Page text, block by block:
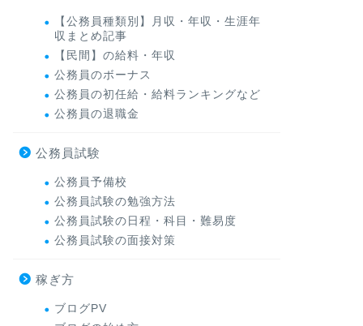
【公務員種類別】月収・年収・生涯年
収まとめ記事
【民間】の給料・年収
公務員のボーナス
公務員の初任給・給料ランキングなど
公務員の退職金
公務員試験
公務員予備校
公務員試験の勉強方法
公務員試験の日程・科目・難易度
公務員試験の面接対策
稼ぎ方
ブログPV